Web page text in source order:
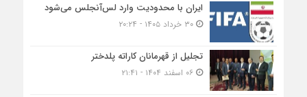
ایران با محدودیت وارد لس‌آنجلس می‌شود
۳۰ خرداد ۱۴۰۵ - ۲۰:۲۴
تجلیل از قهرمانان کاراته پلدختر
۰۶ اسفند ۱۴۰۴ - ۲۱:۴۱